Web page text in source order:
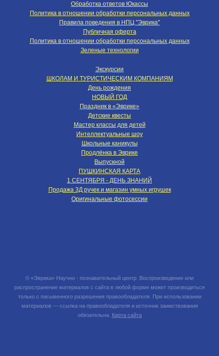
Обработка ответов Юкассы
Политика в отношении обработки персональных данных
Правила поведения в НПЦ "Эврика"
Публичная оферта
Политика в отношении обработки персональных данных
Зеленые технологии
Экскурсии
ШКОЛАМ И ТУРИСТИЧЕСКИМ КОМПАНИЯМ
День рождения
НОВЫЙ ГОД
Праздник в «Эврике»
Детские квесты
Мастер классы для детей
Интеллектуальные шоу
Школьные каникулы
Продлёнка в Эврике
Выпускной
ПУШКИНСКАЯ КАРТА
1 СЕНТЯБРЯ - ДЕНЬ ЗНАНИЙ
Продажа 3Д ручек и магазин умных игрушек
Оригинальные фотосессии
© «Эврика» Научно - познавательный центр. Воспроизведение или
распространение материалов с сайта в любой форме может производиться
только с письменного разрешения правообладателя. При использовании
материалов — ссылка на правообладателя и источник заимствования
обязательна. Карта сайта